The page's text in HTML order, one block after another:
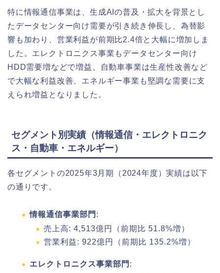
特に情報通信事業は、生成AIの普及・拡大を背景とし
たデータセンター向け需要が引き続き伸長し、為替影
響も加わり、営業利益が前期比2.4倍と大幅に増加しま
した。エレクトロニクス事業もデータセンター向け
HDD需要増などで増益、自動車事業は生産性改善など
で大幅な利益改善、エネルギー事業も堅調な需要に支
えられ増益となりました。
セグメント別実績（情報通信・エレクトロニク
ス・自動車・エネルギー）
各セグメントの2025年3月期（2024年度）実績は以下
の通りです。
情報通信事業部門 :
売上高: 4,513億円（前期比 51.8%増）
営業利益: 922億円（前期比 135.2%増）
エレクトロニクス事業部門 :